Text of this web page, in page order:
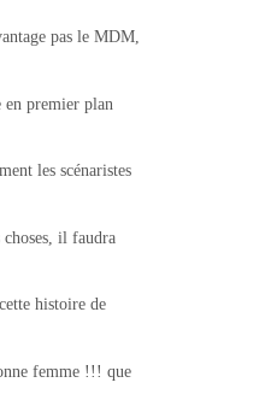
pas le MDM,
en premier plan
les scénaristes
il faudra
histoire de
femme !!! que